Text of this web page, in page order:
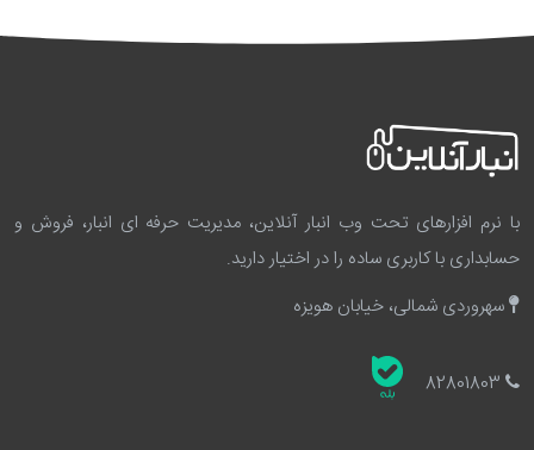
با نرم افزارهای تحت وب انبار آنلاین، مدیریت حرفه ای انبار، فروش و
حسابداری با کاربری ساده را در اختیار دارید.
سهروردی شمالی، خیابان هویزه